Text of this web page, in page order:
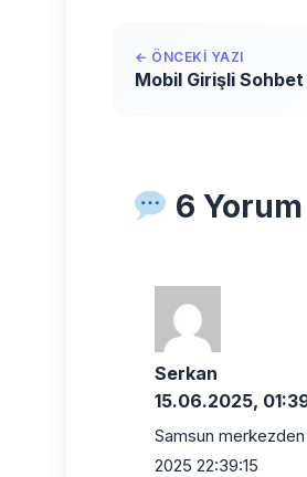
← ÖNCEKI YAZI
Mobil Girişli Sohbet
6 Yorum
Serkan
15.06.2025,
Samsun
2025 22:39:15